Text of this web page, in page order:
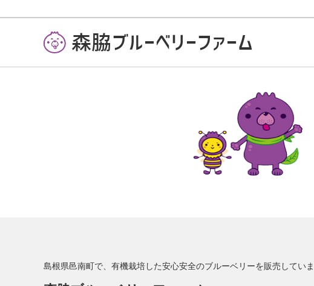
島根県邑南町で、 有機栽培した安心安全のブルーベリーを販売していま